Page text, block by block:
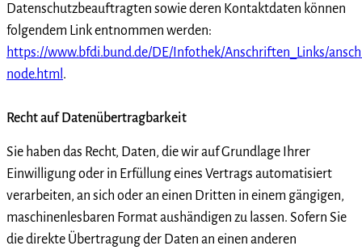
Datenschutzbeauftragten sowie deren Kontaktdaten können
folgendem Link entnommen werden:
https://www.bfdi.bund.de/DE/Infothek/Anschriften_Links/
node.html .
Recht auf Datenübertragbarkeit
Sie haben das Recht, Daten, die wir auf Grundlage Ihrer
Einwilligung oder in Erfüllung eines Vertrags automatisiert
verarbeiten, an sich oder an einen Dritten in einem gängigen,
maschinenlesbaren Format aushändigen zu lassen. Sofern Sie
die direkte Übertragung der Daten an einen anderen